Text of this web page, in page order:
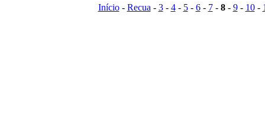
Início- Recua- 3- 4- 5- 6- 7- 8- 9- 10-